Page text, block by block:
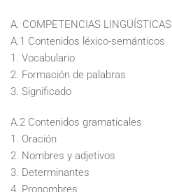
A. COMPETENCIAS LINGÜÍSTICAS
A.1 Contenidos léxico-semánticos
1. Vocabulario
2. Formación de palabras
3. Significado
A.2 Contenidos gramaticales
1. Oración
2. Nombres y adjetivos
3. Determinantes
4. Pronombres